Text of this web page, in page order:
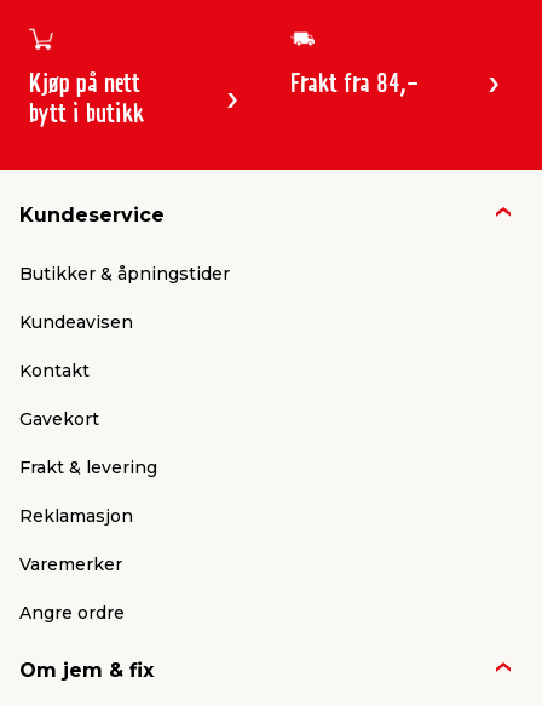
Kjøp på nett
bytt i butikk
Frakt fra 84,-
Kundeservice
Butikker & åpningstider
Kundeavisen
Kontakt
Gavekort
Frakt & levering
Reklamasjon
Varemerker
Angre ordre
Om jem & fix